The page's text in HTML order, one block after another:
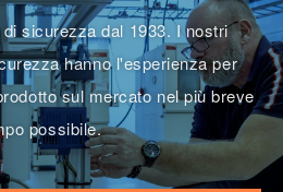
sicurezza dal 1933. I nostri
hanno l'esperienza per
sul mercato nel più breve
possibile.